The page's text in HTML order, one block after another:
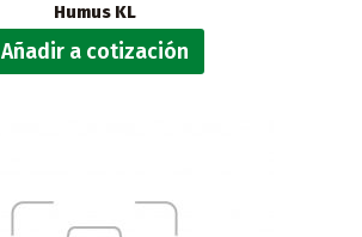
Humus KL
Añadir a cotización